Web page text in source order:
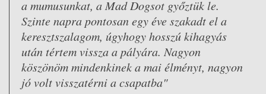
a mumusunkat, a Mad Dogsot győztük le.
Szinte napra pontosan egy éve szakadt el a
keresztszalagom, úgyhogy hosszú kihagyás
után tértem vissza a pályára. Nagyon
köszönöm mindenkinek a mai élményt, nagyon
jó volt visszatérni a csapatba"